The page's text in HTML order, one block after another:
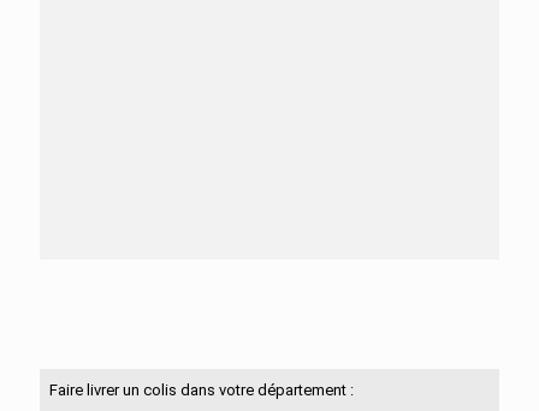
Faire livrer un colis dans votre département :